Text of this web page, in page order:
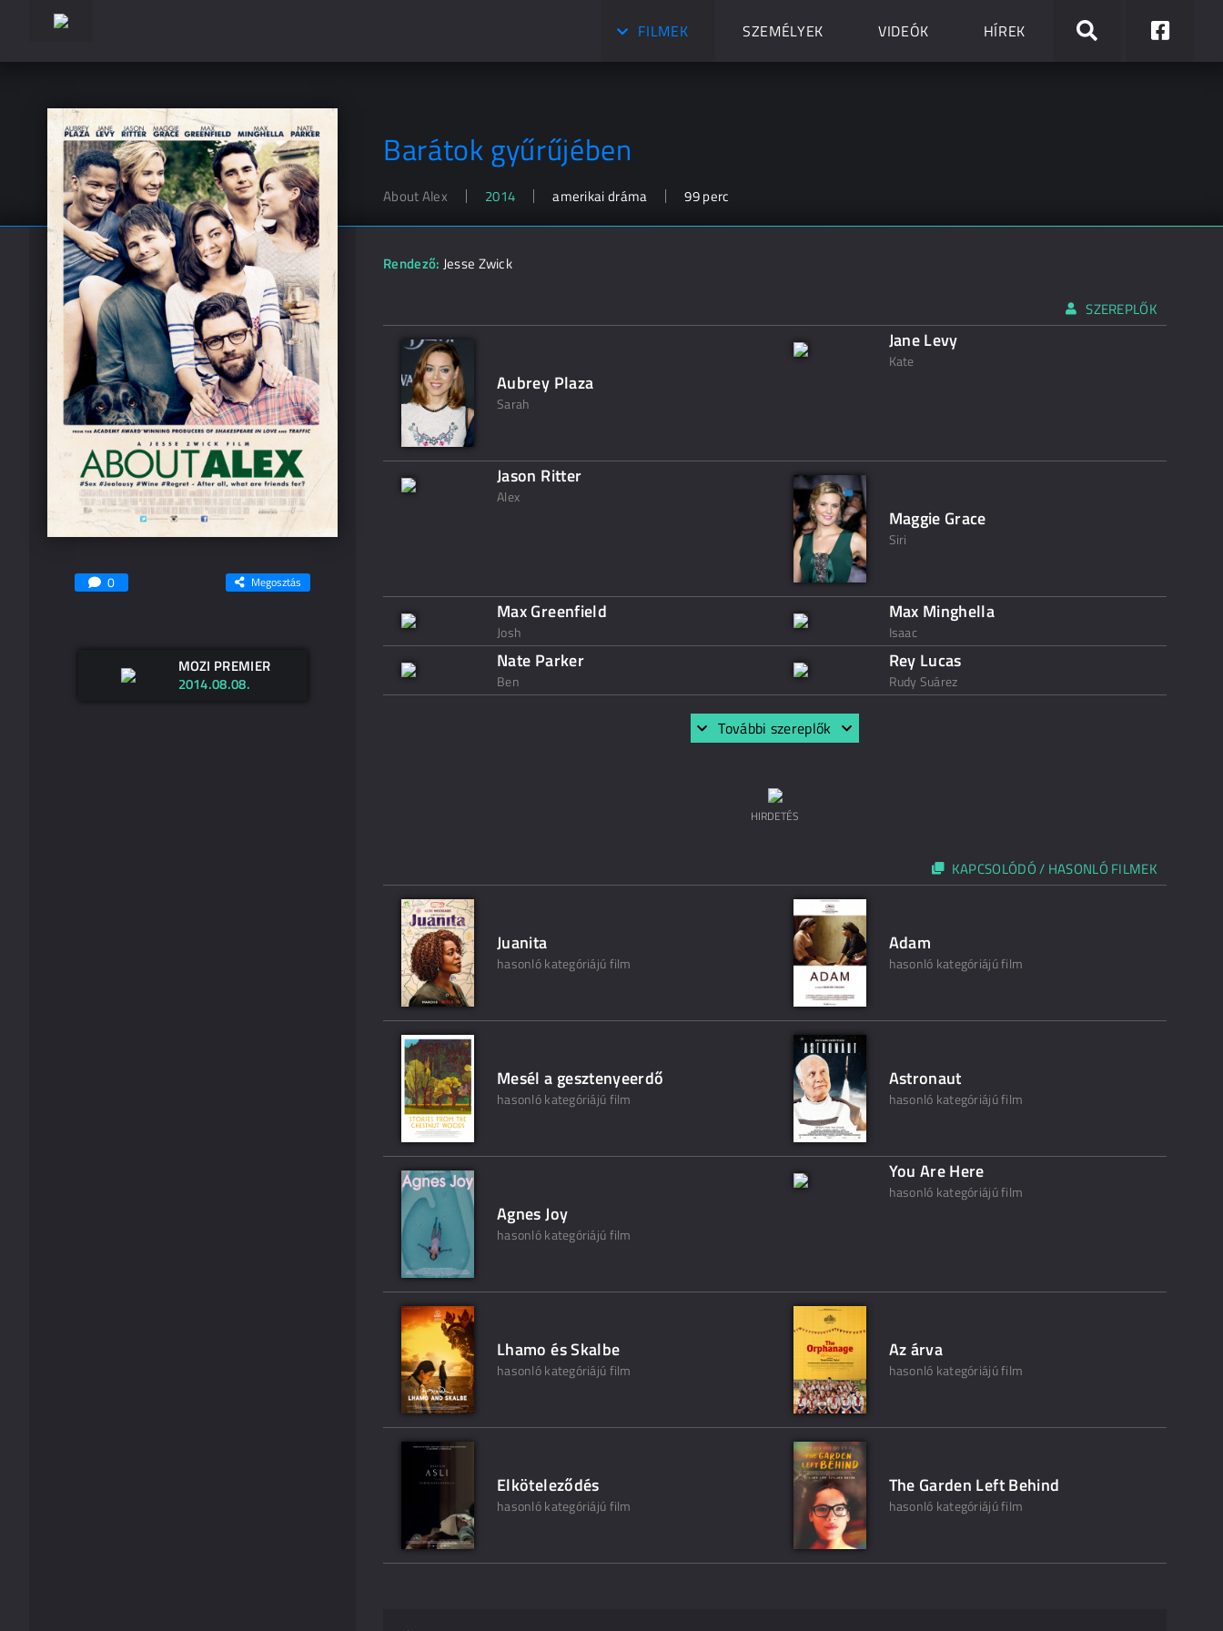
FILMEK SZEMÉLYEK VIDEÓK HÍREK
Barátok gyűrűjében
About Alex 2014 amerikai dráma 99 perc
0 Megosztás
MOZI PREMIER
2014.08.08.
Rendező: Jesse Zwick
SZEREPLŐK
Aubrey Plaza
Sarah
Jane Levy
Kate
Jason Ritter
Alex
Maggie Grace
Siri
Max Greenfield
Josh
Max Minghella
Isaac
Nate Parker
Ben
Rey Lucas
Rudy Suárez
További szereplők
HIRDETÉS
KAPCSOLÓDÓ / HASONLÓ FILMEK
Juanita
hasonló kategóriájú film
Adam
hasonló kategóriájú film
Mesél a gesztenyeerdő
hasonló kategóriájú film
Astronaut
hasonló kategóriájú film
Agnes Joy
hasonló kategóriájú film
You Are Here
hasonló kategóriájú film
Lhamo és Skalbe
hasonló kategóriájú film
Az árva
hasonló kategóriájú film
Elköteleződés
hasonló kategóriájú film
The Garden Left Behind
hasonló kategóriájú film